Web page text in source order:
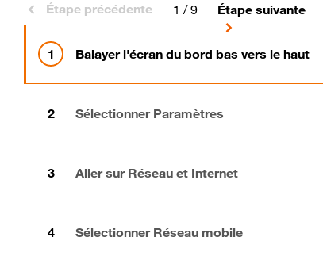
Étape précédente 1 / 9 Étape suivante
Balayer l'écran du bord bas vers le haut
Sélectionner Paramètres
Aller sur Réseau et Internet
Sélectionner Réseau mobile